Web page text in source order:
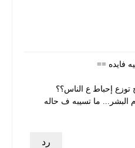
فايده ==
توزع إحباط ع الناس؟؟
البشر... ما تسيبه ف حاله
رد